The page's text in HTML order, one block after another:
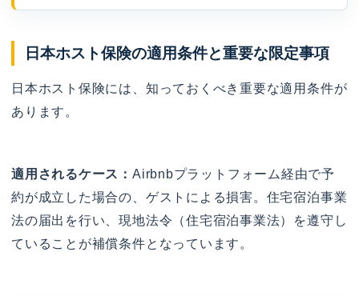
日本ホスト保険の適用条件と重要な限定事項
日本ホスト保険には、知っておくべき重要な適用条件が
あります。
適用されるケース： Airbnbプラットフォーム経由で予
約が成立した場合の、ゲストによる損害。住宅宿泊事業
法の届出を行い、現地法令（住宅宿泊事業法）を遵守し
ていることが補償条件となっています。